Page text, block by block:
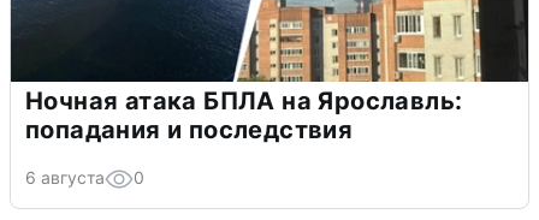
Ночная атака БПЛА на Ярославль:
попадания и последствия
6 августа 0